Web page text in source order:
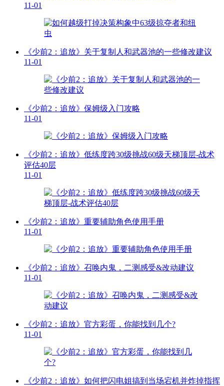
11-01
《少前2：追放》关于复制人和武器池的一些修改建议
11-01
《少前2：追放》保姆级入门攻略
11-01
《少前2：追放》低练度跨30级挑战60级天梯顶层-战术
评估40层
11-01
《少前2：追放》重要辅助角色使用手册
11-01
《少前2：追放》召唤内鬼，二测感受&改动建议
11-01
《少前2：追放》官方彩蛋，你能找到几个?
11-01
《少前2：追放》如何把闪电姐搞到当场宕机并炸掉指挥